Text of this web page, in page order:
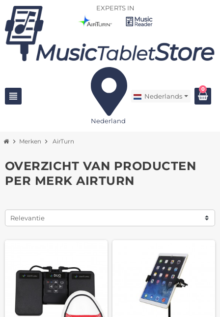
EXPERTS IN
view_headline
Nederland
Nederlands
0
chevron_right Merken chevron_right AirTurn
OVERZICHT VAN PRODUCTEN
PER MERK AIRTURN
Relevantie